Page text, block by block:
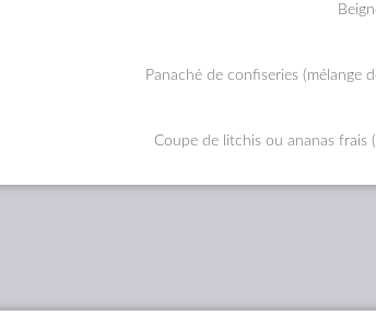
Panaché de confiseries (mélange
Coupe de litchis ou ananas frais